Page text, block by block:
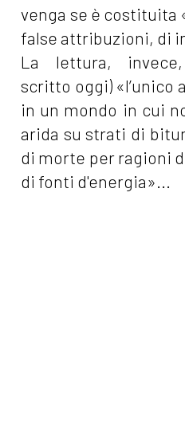
venga se è
false attribuzioni, di
La lettura,
scritto oggi) «l’unico
in un mondo in cui
arida su strati di
di morte per ragioni
di fonti d'energia»...